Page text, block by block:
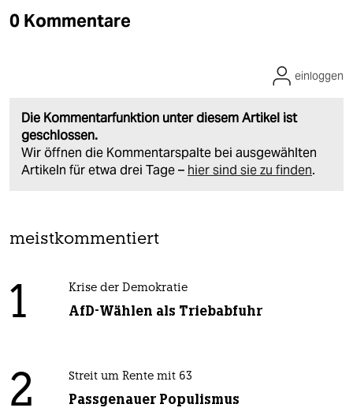
0 Kommentare
Die Kommentarfunktion unter diesem Artikel ist
geschlossen.
Wir öffnen die Kommentarspalte bei ausgewählten
Artikeln für etwa drei Tage – hier sind sie zu finden.
einloggen
meistkommentiert
1 Krise der Demokratie
AfD-Wählen als Triebabfuhr
2 Streit um Rente mit 63
Passgenauer Populismus